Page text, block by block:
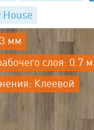
House
мм
слоя: 0.7
Клеевой